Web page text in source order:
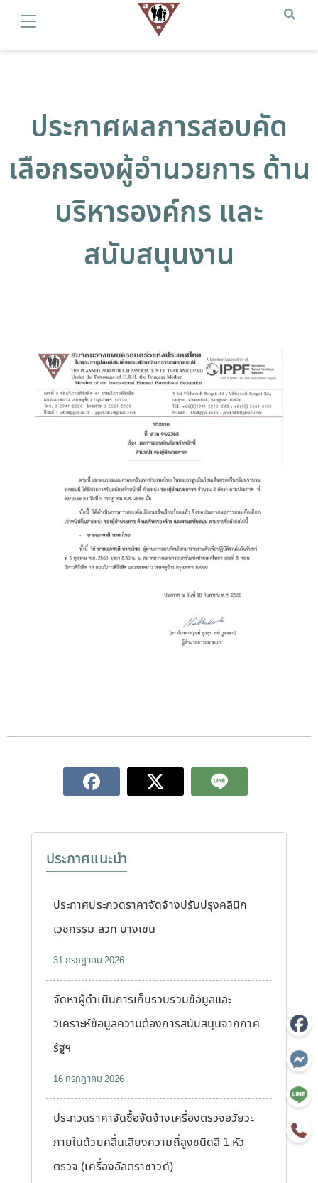
ประกาศผลการสอบคัด
เลือกรองผู้อำนวยการ ด้าน
บริหารองค์กร และ
สนับสนุนงาน
ประกาศแนะนำ
ประกาศประกวดราคาจัดจ้างปรับปรุงคลินิก
เวชกรรม สวท บางเขน
31 กรกฎาคม 2026
จัดหาผู้ดำเนินการเก็บรวบรวมข้อมูลและ
วิเคราะห์ข้อมูลความต้องการสนับสนุนจากภาค
รัฐฯ
16 กรกฎาคม 2026
ประกวดราคาจัดซื้อจัดจ้างเครื่องตรวจอวัยวะ
ภายในด้วยคลื่นเสียงความถี่สูงชนิดสี 1 หัว
ตรวจ (เครื่องอัลตราซาวด์)